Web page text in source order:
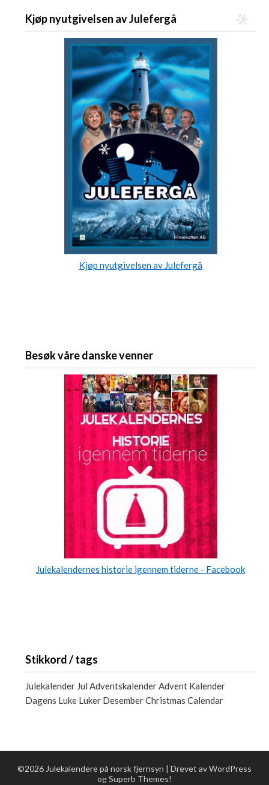
Kjøp nyutgivelsen av Julefergå
Kjøp nyutgivelsen av Julefergå
Besøk våre danske venner
Julekalendernes historie igennem tiderne - Facebook
Stikkord / tags
Julekalender Jul Adventskalender Advent Kalender
Dagens Luke Luker Desember Christmas Calendar
©2026 Julekalendere på norsk fjernsyn | Drevet av WordPress
ogSuperb Themes!